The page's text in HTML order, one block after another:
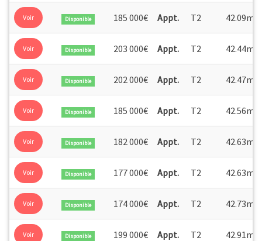
Voir Disponible 185 000€ Appt. T2 42.09m
Voir Disponible 203 000€ Appt. T2 42.44m
Voir Disponible 202 000€ Appt. T2 42.47m
Voir Disponible 185 000€ Appt. T2 42.56m
Voir Disponible 182 000€ Appt. T2 42.63m
Voir Disponible 177 000€ Appt. T2 42.63m
Voir Disponible 174 000€ Appt. T2 42.73m
Voir Disponible 199 000€ Appt. T2 42.91m